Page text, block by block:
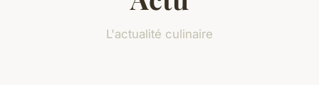
L'actualité culinaire